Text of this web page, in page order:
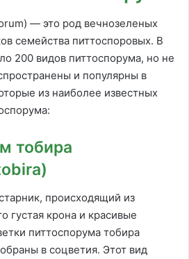
— это род вечнозеленых
семейства питтоспоровых. В
200 видов питтоспорума, но не
и популярны в
из наиболее известных
тобира
происходящий из
густая крона и красивые
питтоспорума тобира
в соцветия. Этот вид